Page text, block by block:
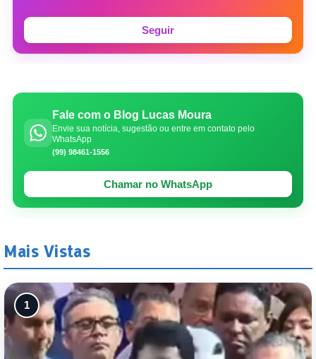
Seguir
Fale com o Blog Lucas Moura
Envie sua notícia, sugestão ou entre em contato pelo
WhatsApp
(99) 98461-1556
Chamar no WhatsApp
Mais Vistas